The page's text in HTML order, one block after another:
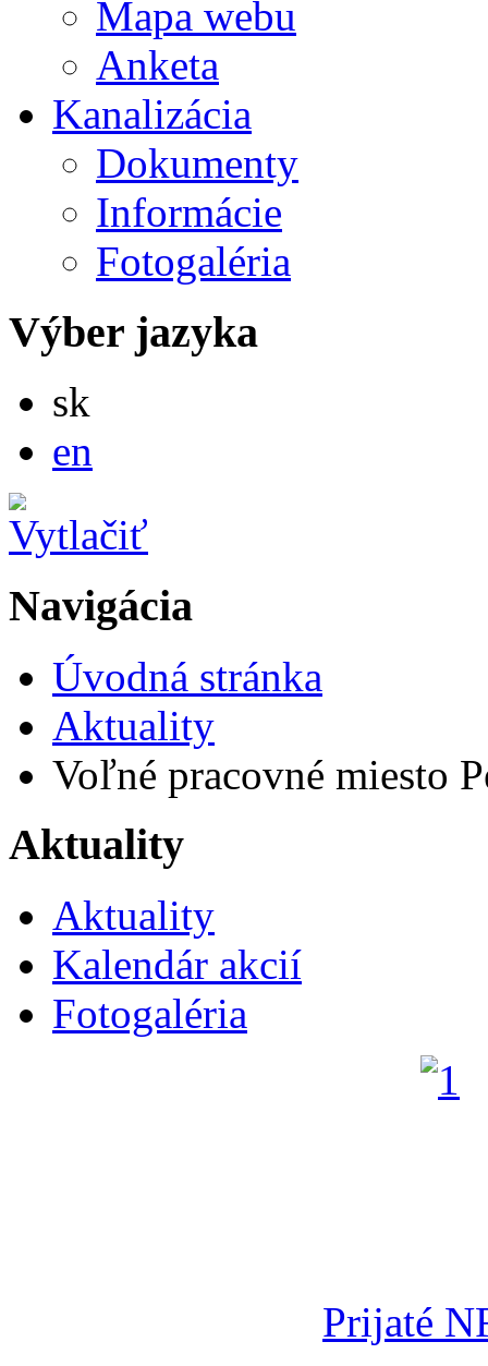
Mapa webu
Anketa
Kanalizácia
Dokumenty
Informácie
Fotogaléria
Výber jazyka
sk
en
Navigácia
Úvodná stránka
Aktuality
Voľné pracovné miesto
Aktuality
Aktuality
Kalendár akcií
Fotogaléria
Prijaté